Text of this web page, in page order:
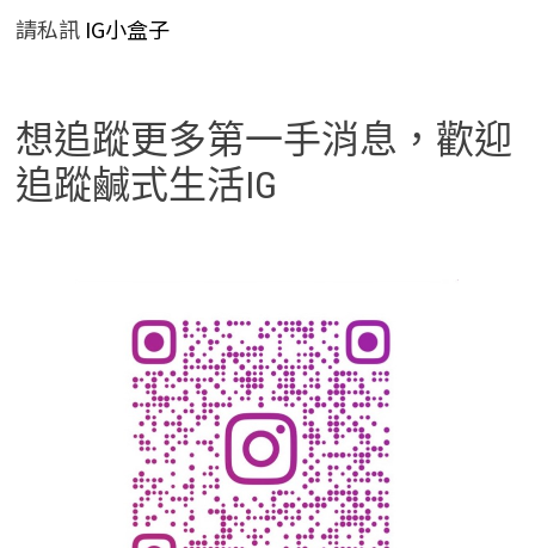
請私訊IG小盒子
想追蹤更多第一手消息，歡迎
追蹤鹹式生活IG